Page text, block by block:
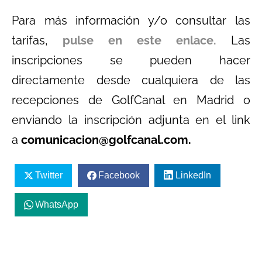
Para más información y/o consultar las
tarifas, pulse en este enlace. Las
inscripciones se pueden hacer
directamente desde cualquiera de las
recepciones de GolfCanal en Madrid o
enviando la inscripción adjunta en el link
a comunicacion@golfcanal.com.
Twitter Facebook LinkedIn
WhatsApp